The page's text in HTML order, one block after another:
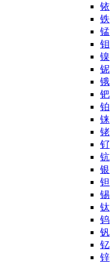
铱
铁
锰
钼
镍
铌
锇
钯
铂
铼
铑
钌
钪
银
钽
锡
钛
钨
钒
钇
锌